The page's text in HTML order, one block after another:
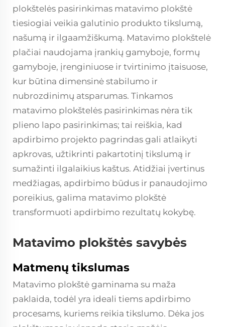
plokštelės pasirinkimas matavimo plokštė
tiesiogiai veikia galutinio produkto tikslumą,
našumą ir ilgaamžiškumą. Matavimo plokštelė
plačiai naudojama įrankių gamyboje, formų
gamyboje, įrenginiuose ir tvirtinimo įtaisuose,
kur būtina dimensinė stabilumo ir
nubrozdinimų atsparumas. Tinkamos
matavimo plokštelės pasirinkimas nėra tik
plieno lapo pasirinkimas; tai reiškia, kad
apdirbimo projekto pagrindas gali atlaikyti
apkrovas, užtikrinti pakartotinį tikslumą ir
sumažinti ilgalaikius kaštus. Atidžiai įvertinus
medžiagas, apdirbimo būdus ir panaudojimo
poreikius, galima matavimo plokštė
transformuoti apdirbimo rezultatų kokybę.
Matavimo plokštės savybės
Matmenų tikslumas
Matavimo plokštė gaminama su maža
paklaida, todėl yra ideali tiems apdirbimo
procesams, kuriems reikia tikslumo. Dėka jos